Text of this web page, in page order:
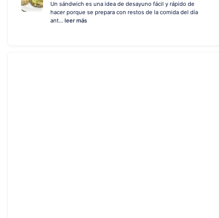
Un sándwich es una idea de desayuno fácil y rápido de
hacer porque se prepara con restos de la comida del día
ant... leer más